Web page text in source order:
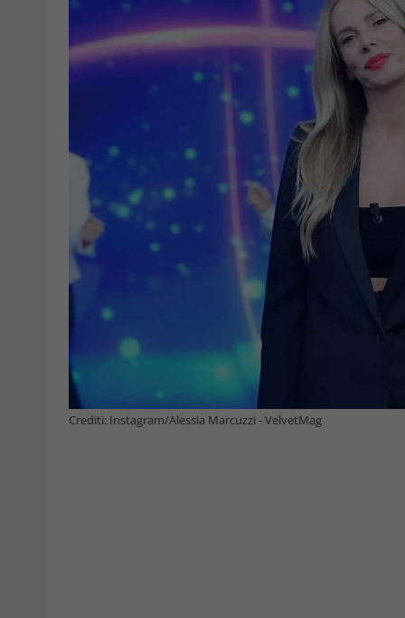
Crediti: Instagram/Alessia Marcuzzi - VelvetMag